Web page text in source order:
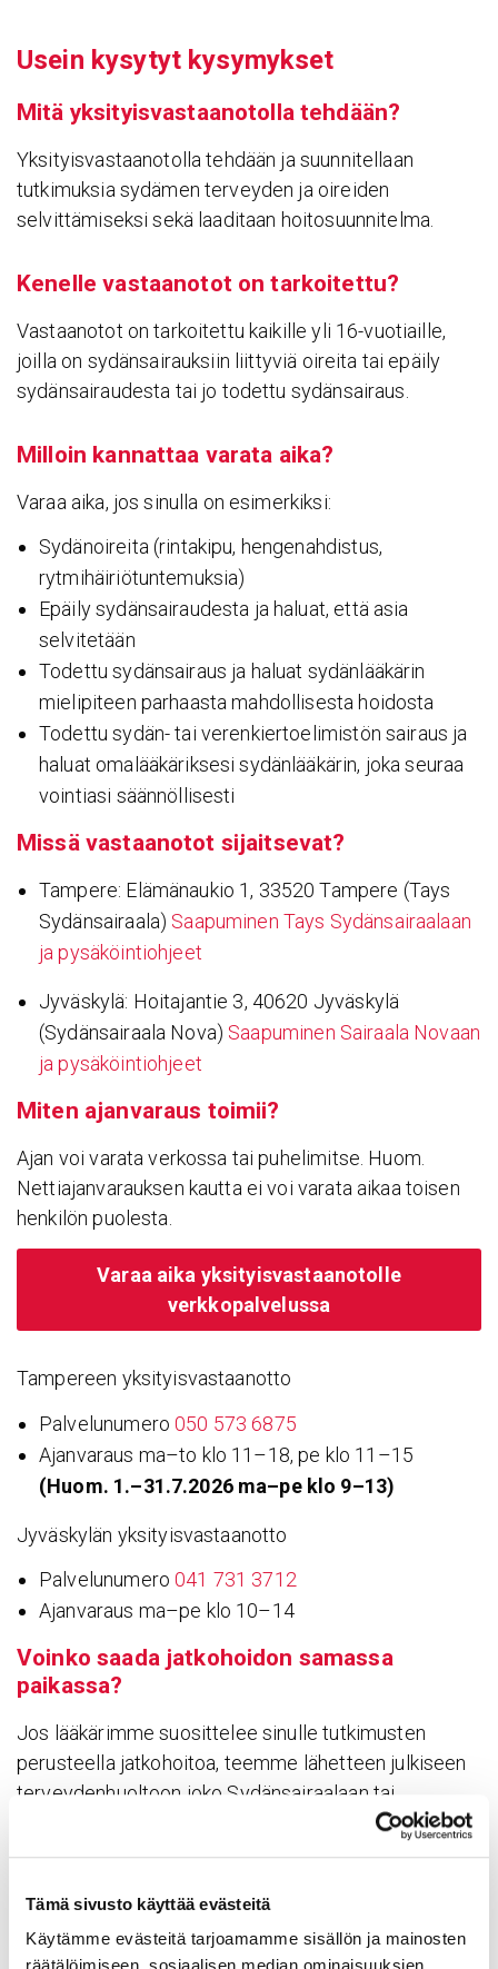
Tämä sivusto käyttää evästeitä
Käytämme evästeitä tarjoamamme sisällön ja mainosten
Usein kysytyt kysy­mykset
Mitä yksi­tyis­vas­taa­no­tolla tehdään?
Yksityisvastaanotolla tehdään ja suunnitellaan
tutkimuksia sydämen terveyden ja oireiden
selvittämiseksi sekä laaditaan hoitosuunnitelma.
Kenelle vastaa­notot on tarkoi­tettu?
Vastaanotot on tarkoitettu kaikille yli 16-vuotiaille,
joilla on sydänsairauksiin liittyviä oireita tai epäily
sydänsairaudesta tai jo todettu sydänsairaus.
Milloin kannattaa varata aika?
Varaa aika, jos sinulla on esimerkiksi:
Sydänoireita (rintakipu, hengenahdistus,
rytmihäiriötuntemuksia)
Epäily sydänsairaudesta ja haluat, että asia
selvitetään
Todettu sydänsairaus ja haluat sydänlääkärin
mielipiteen parhaasta mahdollisesta hoidosta
Todettu sydän- tai verenkiertoelimistön sairaus ja
haluat omalääkäriksesi sydänlääkärin, joka seuraa
vointiasi säännöllisesti
Missä vastaa­notot sijait­sevat?
Tampere: Elämänaukio 1, 33520 Tampere (Tays
Sydänsairaala) Saapuminen Tays Sydänsairaalaan
ja pysäköintiohjeet
Jyväskylä: Hoitajantie 3, 40620 Jyväskylä
(Sydänsairaala Nova) Saapuminen Sairaala Novaan
ja pysäköintiohjeet
Miten ajan­va­raus toimii?
Ajan voi varata verkossa tai puhelimitse. Huom.
Nettiajanvarauksen kautta ei voi varata aikaa toisen
henkilön puolesta.
Varaa aika yksityisvastaanotolle
verkkopalvelussa
Tampereen yksityisvastaanotto
Palvelunumero050 573 6875
Ajanvaraus ma–to klo 11–18, pe klo 11–15
(Huom. 1.–31.7.2026 ma–pe klo 9–13)
Jyväskylän yksityisvastaanotto
Palvelunumero041 731 3712
Ajanvaraus ma–pe klo 10–14
Voinko saada jatko­hoidon samassa
paikassa?
Jos lääkärimme suosittelee sinulle tutkimusten
perusteella jatkohoitoa, teemme lähetteen julkiseen
terveydenhuoltoon joko Sydänsairaalaan tai
haluamaasi erikoissairaanhoidon yksikköön
Suomessa.
Hinnasto ja maksu­tavat